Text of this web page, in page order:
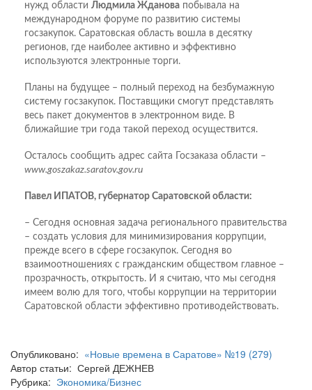
нужд области Людмила Жданова побывала на
международном форуме по развитию системы
госзакупок. Саратовская область вошла в десятку
регионов, где наиболее активно и эффективно
используются электронные торги.
Планы на будущее – полный переход на безбумажную
систему госзакупок. Поставщики смогут представлять
весь пакет документов в электронном виде. В
ближайшие три года такой переход осуществится.
Осталось сообщить адрес сайта Госзаказа области –
www.goszakaz.saratov.gov.ru
Павел ИПАТОВ, губернатор Саратовской области:
– Сегодня основная задача регионального правительства
– создать условия для минимизирования коррупции,
прежде всего в сфере госзакупок. Сегодня во
взаимоотношениях с гражданским обществом главное –
прозрачность, открытость. И я считаю, что мы сегодня
имеем волю для того, чтобы коррупции на территории
Саратовской области эффективно противодействовать.
Опубликовано: «Новые времена в Саратове» №19 (279)
Автор статьи: Сергей ДЕЖНЕВ
Рубрика: Экономика/Бизнес